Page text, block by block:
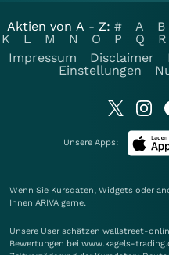
Aktien von A - Z: # A B
K
L M N O P Q R
Impressum
Disclaimer
Einstellungen
Unsere Apps:
Wenn Sie Kursdaten, Widgets oder
Ihnen ARIVA gerne.
Unsere User schätzen wallstreet-
Bewertungen bei www.kagels-